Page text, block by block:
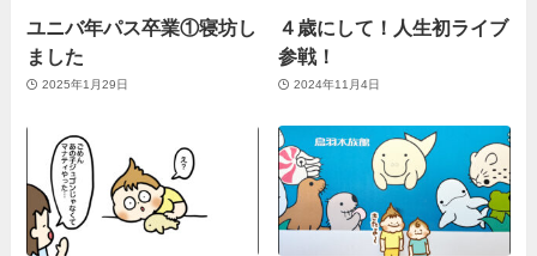
ユニバ年パス卒業①寝坊し
ました
2025年1月29日
４歳にして！人生初ライブ
参戦！
2024年11月4日